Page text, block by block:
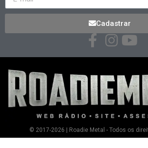
Cadastrar
© 2017-2026 | Roadie Metal - Todos os